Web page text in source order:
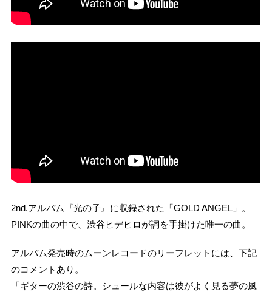
2nd.アルバム『光の子』に収録された「GOLD ANGEL」。
PINKの曲の中で、渋谷ヒデヒロが詞を手掛けた唯一の曲。
アルバム発売時のムーンレコードのリーフレットには、下記
のコメントあり。
「ギターの渋谷の詩。シュールな内容は彼がよく見る夢の風